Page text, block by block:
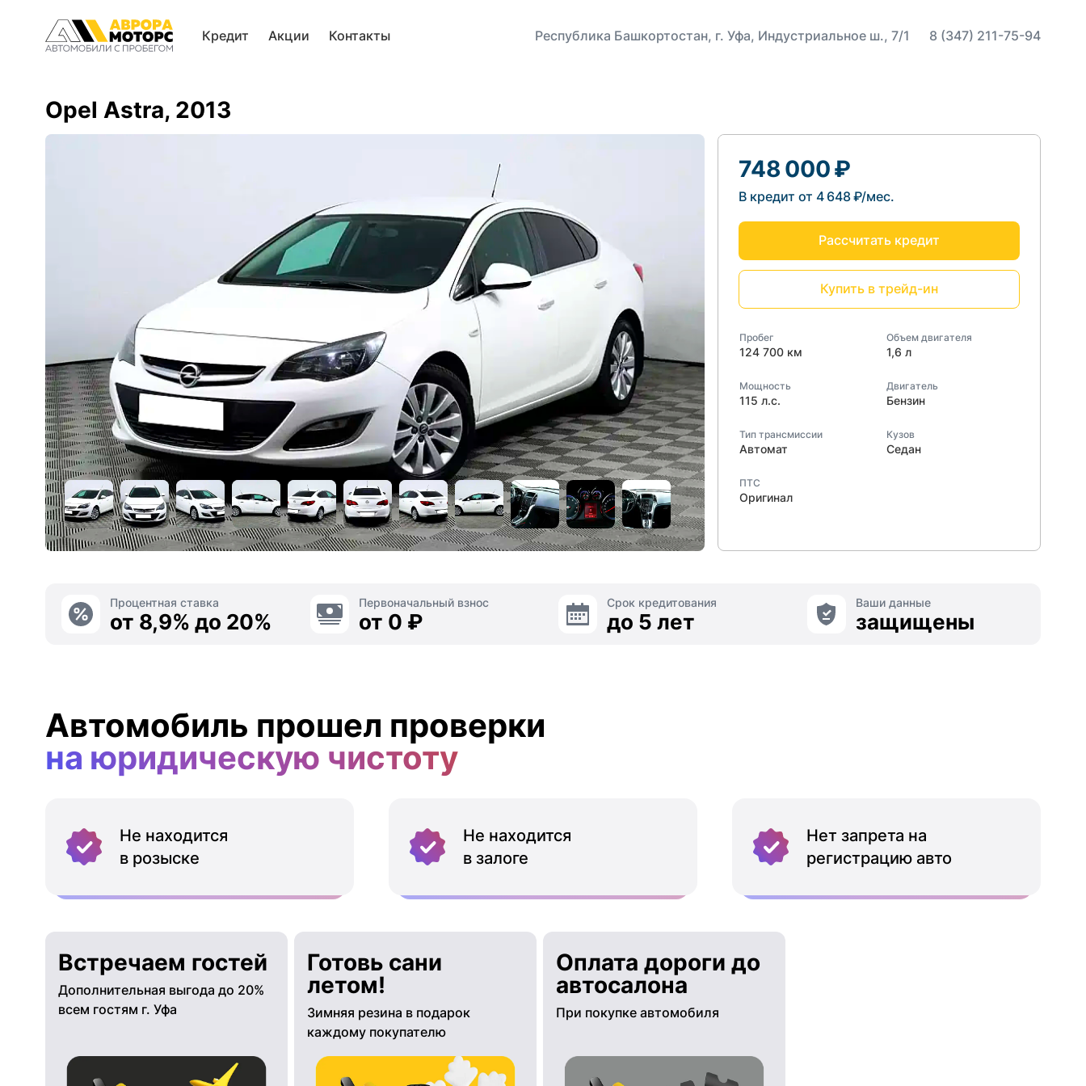
Кредит Акции Контакты Республика Башкортостан, г. Уфа, Индустриальное ш., 7/1 8 (347) 211-75-94
Opel Astra, 2013
748 000 ₽
В кредит от 4 648 ₽/мес.
Рассчитать кредит
Купить в трейд-ин
Пробег
124 700 км
Объем двигателя
1,6 л
Мощность
115 л.с.
Двигатель
Бензин
Тип трансмиссии
Автомат
Кузов
Седан
ПТС
Оригинал
Процентная ставка
от 8,9% до 20%
Первоначальный взнос
от 0 ₽
Срок кредитования
до 5 лет
Ваши данные
защищены
Автомобиль прошел проверки
на юридическую чистоту
Не находится
в розыске
Не находится
в залоге
Нет запрета на
регистрацию авто
Встречаем гостей
Дополнительная выгода до 20%
всем гостям г. Уфа
Готовь сани
летом!
Зимняя резина в подарок
каждому покупателю
Оплата дороги до
автосалона
При покупке автомобиля